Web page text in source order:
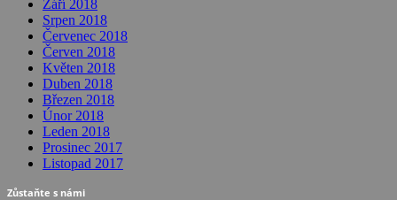
Září 2018
Srpen 2018
Červenec 2018
Červen 2018
Květen 2018
Duben 2018
Březen 2018
Únor 2018
Leden 2018
Prosinec 2017
Listopad 2017
Zůstaňte s námi